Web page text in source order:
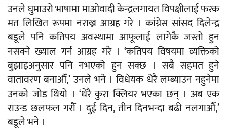
उनले घुमाउरो भाषामा माओवादी केन्द्रलगायत विपक्षीलाई फरक
मत लिखित रूपमा नराख्न आग्रह गरे । कांग्रेस सांसद दिलेन्द्र
बडूले पनि कतिपय अवस्थामा आफूलाई लागेकै जस्तो हुन
नसक्ने ख्याल गर्न आग्रह गरे । ‘कतिपय विषयमा व्यक्तिको
बुझाइअनुसार पनि नभएको हुन सक्छ । सबै सहमत हुने
वातावरण बनाऔँ,’ उनले भने । विधेयक धेरै लम्ब्याउन नहुनेमा
उनको जोड थियो । ‘धेरै कुरा क्लियर भएका छन् । अब एक
राउन्ड छलफल गरौँ । दुई दिन, तीन दिनभन्दा बढी नलगाऔँ,’
बडूले भने ।